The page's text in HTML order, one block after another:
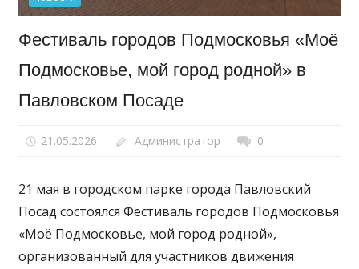
Фестиваль городов Подмосковья «Моё
Подмосковье, мой город родной» в
Павловском Посаде
21.05.2026 Администратор 0
21 мая в городском парке города Павловский
Посад состоялся Фестиваль городов Подмосковья
«Моё Подмосковье, мой город родной»,
организованный для участников движения